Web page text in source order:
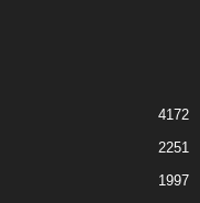
4172
2251
1997